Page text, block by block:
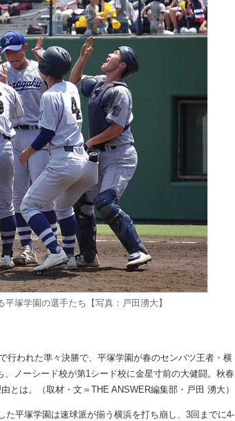
塚学園の選手たち【写真：戸田湧大】
われた準々決勝で、平塚学園が春のセンバツ王者・横
ノーシード校が第1シード校に金星寸前の大健闘。秋春
とは。（取材・文＝THE ANSWER編集部・戸田 湧大）
平塚学園は速球派が揃う横浜を打ち崩し、3回までに4-